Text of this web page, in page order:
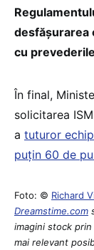
desfăşurarea
cu
În final,
solicitarea
a tuturor
puțin 60 de
Foto: © Richard
Dreamstime.com
imagini stock prin
mai relevant